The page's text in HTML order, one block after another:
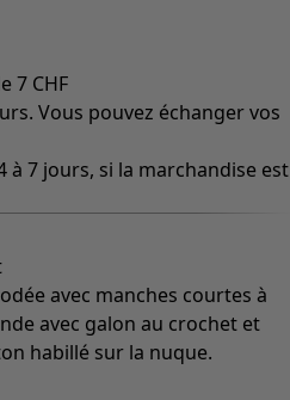
7 CHF
Vous pouvez échanger vos
à 7 jours, si la marchandise est
avec manches courtes à
avec galon au crochet et
habillé sur la nuque.